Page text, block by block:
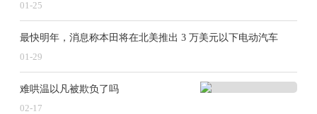
01-25
最快明年，消息称本田将在北美推出 3 万美元以下电动汽车
01-29
难哄温以凡被欺负了吗
02-17